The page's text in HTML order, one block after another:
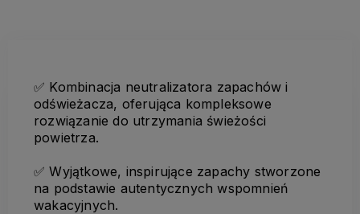
✅ Kombinacja neutralizatora zapachów i
odświeżacza, oferująca kompleksowe
rozwiązanie do utrzymania świeżości
powietrza.
✅ Wyjątkowe, inspirujące zapachy stworzone
na podstawie autentycznych wspomnień
wakacyjnych.